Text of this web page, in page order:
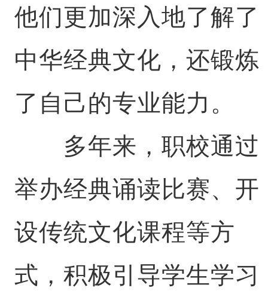
他们更加深入地了解了
中华经典文化，还锻炼
了自己的专业能力。
多年来，职校通过
举办经典诵读比赛、开
设传统文化课程等方
式，积极引导学生学习